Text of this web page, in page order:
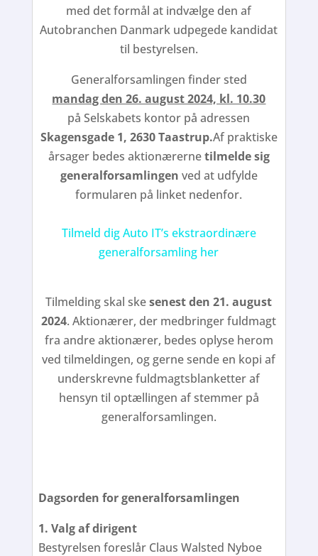
med det formål at indvælge den af
Autobranchen Danmark udpegede kandidat
til bestyrelsen.
Generalforsamlingen finder sted
mandag den 26. august 2024, kl. 10.30
på Selskabets kontor på adressen
Skagensgade 1, 2630 Taastrup.Af praktiske
årsager bedes aktionærernetilmelde sig
generalforsamlingen ved at udfylde
formularen på linket nedenfor.
Tilmeld dig Auto IT’s ekstraordinære
generalforsamling her
Tilmelding skal skesenest den 21. august
2024. Aktionærer, der medbringer fuldmagt
fra andre aktionærer, bedes oplyse herom
ved tilmeldingen, og gerne sende en kopi af
underskrevne fuldmagtsblanketter af
hensyn til optællingen af stemmer på
generalforsamlingen.
Dagsorden for generalforsamlingen
1. Valg af dirigent
Bestyrelsen foreslår Claus Walsted Nyboe